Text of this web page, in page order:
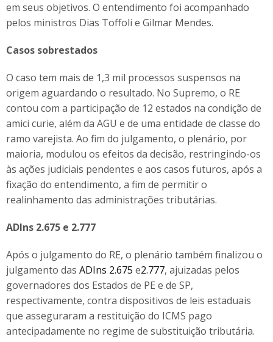
em seus objetivos. O entendimento foi acompanhado
pelos ministros Dias Toffoli e Gilmar Mendes.
Casos sobrestados
O caso tem mais de 1,3 mil processos suspensos na
origem aguardando o resultado. No Supremo, o RE
contou com a participação de 12 estados na condição de
amici curie, além da AGU e de uma entidade de classe do
ramo varejista. Ao fim do julgamento, o plenário, por
maioria, modulou os efeitos da decisão, restringindo-os
às ações judiciais pendentes e aos casos futuros, após a
fixação do entendimento, a fim de permitir o
realinhamento das administrações tributárias.
ADIns 2.675 e 2.777
Após o julgamento do RE, o plenário também finalizou o
julgamento das ADIns 2.675 e2.777, ajuizadas pelos
governadores dos Estados de PE e de SP,
respectivamente, contra dispositivos de leis estaduais
que asseguraram a restituição do ICMS pago
antecipadamente no regime de substituição tributária.